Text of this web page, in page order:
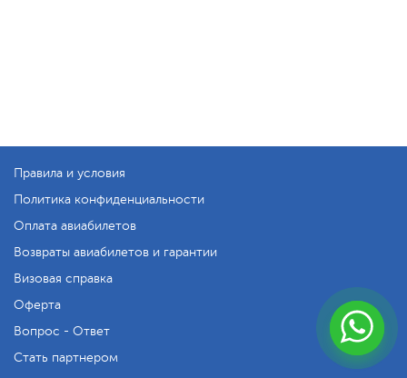
Правила и условия
Политика конфиденциальности
Оплата авиабилетов
Возвраты авиабилетов и гарантии
Визовая справка
Оферта
Вопрос - Ответ
Стать партнером